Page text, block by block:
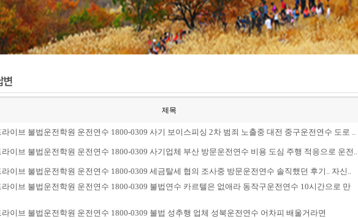
제목
이브 불법운전학원 운전연수 1800-0309 사기 보이스피싱 2차 범죄 노출중 대전 중구운전연수 도로 ..
라이브 불법운전학원 운전연수 1800-0309 사기업체 부산 방문운전연수 비용 도심 주행 적응으로 운전..
라이브 불법운전학원 운전연수 1800-0309 세금탈세 협의 조사중 방문운전연수 솔직했던 후기.. 자신..
라이브 불법운전학원 운전연수 1800-0309 불법연수 카르텔은 없애라 동작구운전연수 10시간으로 만
라이브 불법운전학원 운전연수 1800-0309 불법 성추행 업체 성북운전연수 어차피 배울거라면